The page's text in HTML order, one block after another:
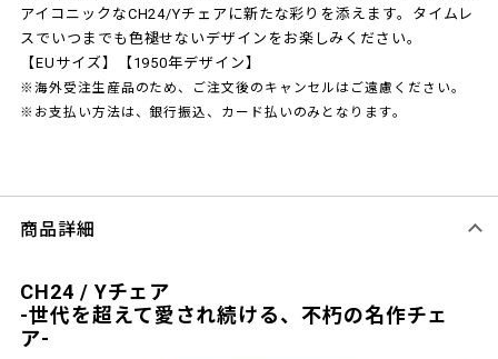
アイコニックなCH24/Yチェアに新たな彩りを添えます。タイムレ
スでいつまでも色褪せないデザインをお楽しみください。
【EUサイズ】【1950年デザイン】
※海外受注生産品のため、ご注文後のキャンセルはご遠慮ください。
※お支払い方法は、銀行振込、カード払いのみとなります。
商品詳細
CH24 / Yチェア
-世代を超えて愛され続ける、不朽の名作チェ
ア-